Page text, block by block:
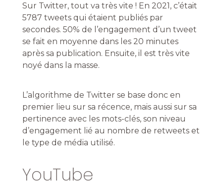
Sur Twitter, tout va très vite ! En 2021, c’était
5787 tweets qui étaient publiés par
secondes. 50% de l’engagement d’un tweet
se fait en moyenne dans les 20 minutes
après sa publication. Ensuite, il est très vite
noyé dans la masse.
L’algorithme de Twitter se base donc en
premier lieu sur sa récence, mais aussi sur sa
pertinence avec les mots-clés, son niveau
d’engagement lié au nombre de retweets et
le type de média utilisé.
YouTube